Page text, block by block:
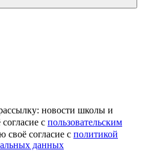
новости школы и
с пользовательским
своё согласие с политикой
данных